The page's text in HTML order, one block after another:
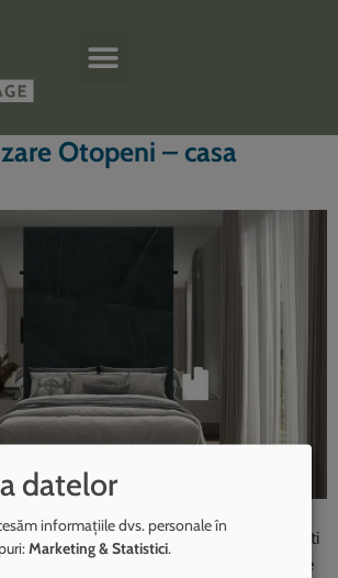
Otopeni – casa
– casa optimă Este normal să îți
inspirată alegere atunci când te gândești
că este o decizie importantă, știi că e
datelor
informațiile dvs. personale în
Marketing & Statistici.